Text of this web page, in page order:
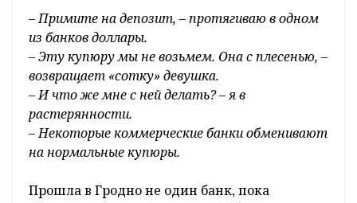
– Примите на депозит, – протягиваю в одном
из банков доллары.
– Эту купюру мы не возьмем. Она с плесенью, –
возвращает «сотку» девушка.
– И что же мне с ней делать? – я в
растерянности.
– Некоторые коммерческие банки обменивают
на нормальные купюры.
Прошла в Гродно не один банк, пока